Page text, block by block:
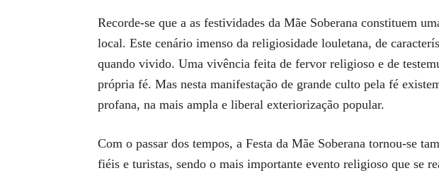
Recorde-se que a as festividades da Mãe Soberana constituem
local. Este cenário imenso da religiosidade louletana, de
quando vivido. Uma vivência feita de fervor religioso e de
própria fé. Mas nesta manifestação de grande culto pela fé
profana, na mais ampla e liberal exteriorização popular.
Com o passar dos tempos, a Festa da Mãe Soberana tornou-se
fiéis e turistas, sendo o mais importante evento religioso que se